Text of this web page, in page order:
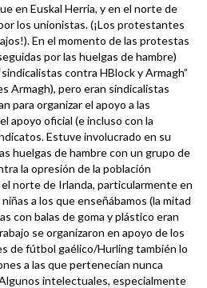
en Euskal Herria, y en el norte de
los unionistas. (¡Los protestantes
En el momento de las protestas
por las huelgas de hambre)
contra HBlock y Armagh”
Armagh), pero eran sindicalistas
para organizar el apoyo a las
apoyo oficial (e incluso con la
Estuve involucrado en su
huelgas de hambre con un grupo de
la opresión de la población
norte de Irlanda, particularmente en
a los que enseñábamos (la mitad
con balas de goma y plástico eran
se organizaron en apoyo de los
de fútbol gaélico/Hurling también lo
a las que pertenecían nunca
intelectuales, especialmente